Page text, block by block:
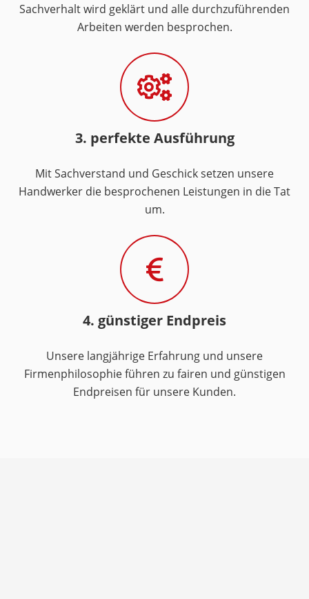
Sachverhalt wird geklärt und alle durchzuführenden
Arbeiten werden besprochen.
3. perfekte Ausführung
Mit Sachverstand und Geschick setzen unsere
Handwerker die besprochenen Leistungen in die Tat
um.
4. günstiger Endpreis
Unsere langjährige Erfahrung und unsere
Firmenphilosophie führen zu fairen und günstigen
Endpreisen für unsere Kunden.